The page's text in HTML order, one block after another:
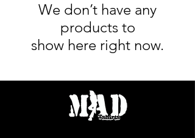
We don’t have any
products to
show here right now.